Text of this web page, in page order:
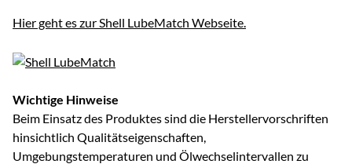
Hier geht es zur Shell LubeMatch Webseite.
Wichtige Hinweise
Beim Einsatz des Produktes sind die Herstellervorschriften
hinsichtlich Qualitätseigenschaften,
Umgebungstemperaturen und Ölwechselintervallen zu